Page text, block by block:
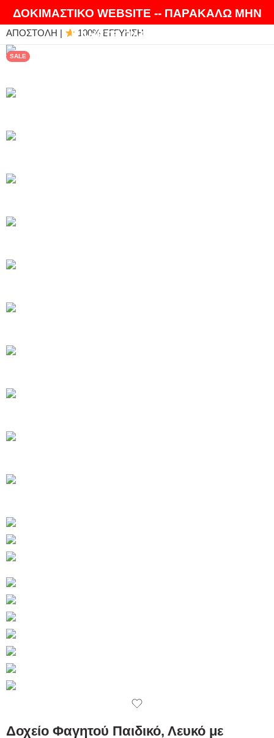
ΔΟΚΙΜΑΣΤΙΚΟ WEBSITE -- ΠΑΡΑΚΑΛΩ ΜΗΝ
ΚΑΝΕΤΕ ΠΑΡΑΓΓΕΛΙΕΣ
ΘΑ ΛΑΤΡΕΨΕΤΕ ΤΑ ΠΡΟΪΟΝΤΑ ΜΑΣ | EXPRESS
ΑΠΟΣΤΟΛΗ | 100% ΕΓΓΥΗΣΗ
SALE
Δοχείο Φαγητού Παιδικό, Λευκό με